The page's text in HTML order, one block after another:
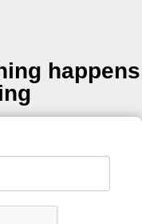
happens